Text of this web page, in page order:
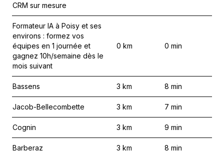
CRM sur mesure
Formateur IA à Poisy et ses
environs : formez vos
équipes en 1 journée et
gagnez 10h/semaine dès le
mois suivant
0 km 0 min
Bassens 3 km 8 min
Jacob-Bellecombette 3 km 7 min
Cognin 3 km 9 min
Barberaz 3 km 8 min